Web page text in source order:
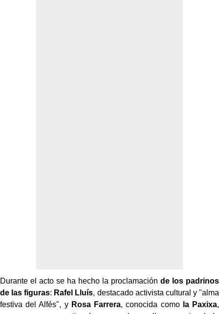
Durante el acto se ha hecho la proclamación de los padrinos
de las figuras: Rafel Lluís, destacado activista cultural y "alma
festiva del Alfés", y Rosa Farrera, conocida como la Paxixa,